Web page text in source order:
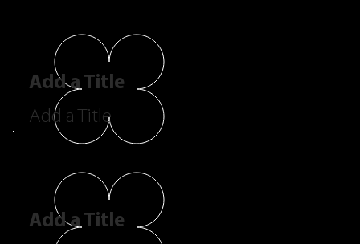
Add a Title
Add a Title
Add a Title